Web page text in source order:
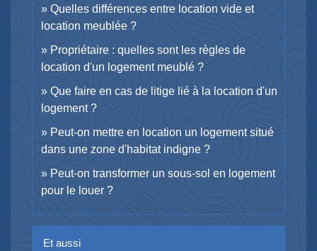
Quelles différences entre location vide et
location meublée ?
Propriétaire : quelles sont les règles de
location d'un logement meublé ?
Que faire en cas de litige lié à la location d'un
logement ?
Peut-on mettre en location un logement situé
dans une zone d'habitat indigne ?
Peut-on transformer un sous-sol en logement
pour le louer ?
Et aussi